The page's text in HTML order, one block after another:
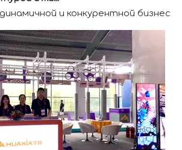
и конкурентной